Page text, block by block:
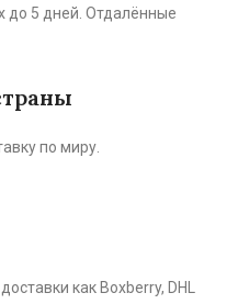
до 5 дней. Отдалённые
по миру.
как Boxberry, DHL